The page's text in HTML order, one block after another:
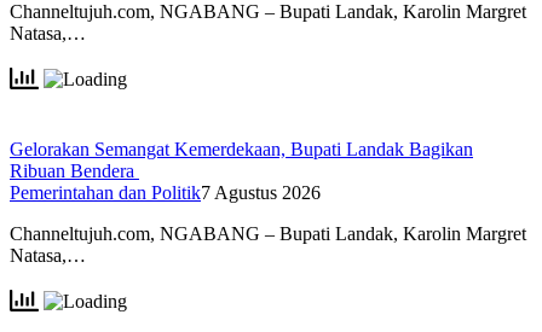
Channeltujuh.com, NGABANG – Bupati Landak, Karolin Margret
Natasa,…
Gelorakan Semangat Kemerdekaan, Bupati Landak Bagikan
Ribuan Bendera
Pemerintahan dan Politik7 Agustus 2026
Channeltujuh.com, NGABANG – Bupati Landak, Karolin Margret
Natasa,…